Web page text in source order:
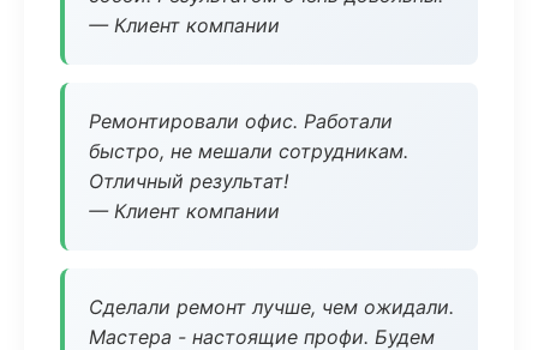
— Клиент компании
Ремонтировали офис. Работали
быстро, не мешали сотрудникам.
Отличный результат!
— Клиент компании
Сделали ремонт лучше, чем ожидали.
Мастера - настоящие профи. Будем